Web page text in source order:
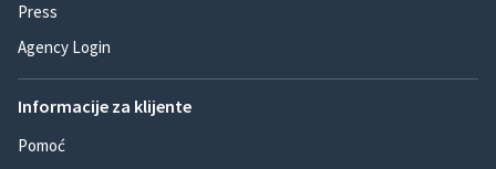
Press
Agency Login
Informacije za klijente
Pomoć